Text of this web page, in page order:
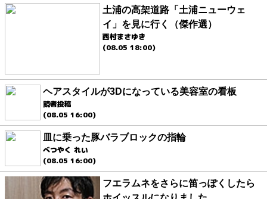
土浦の高架道路「土浦ニューウェ
イ」を見に行く（傑作選）
西村まさゆき
(08.05 18:00)
ヘアスタイルが3Dになっている美容室の看板
読者投稿
(08.05 16:00)
皿に乗った豚バラブロックの指輪
べつやく れい
(08.05 16:00)
フエラムネをさらに笛っぽくしたら